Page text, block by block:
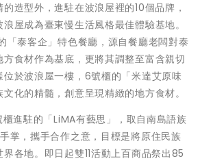
造型外，進駐在波浪屋裡的10個品牌，
屋成為臺東慢生活風格最佳體驗基地。
「泰客企」特色餐廳，源自餐廳老闆對泰
食材作為基底，更將其調整至富含親切
於波浪屋一樓，6號櫃的「米達艾原味
化的精髓，創意呈現精緻的地方食材。
櫃進駐的「LiMA有藝思」，取自南島語族
掌，攜手合作之意，目標是將原住民族
各地。即日起雙11活動上百商品祭出85